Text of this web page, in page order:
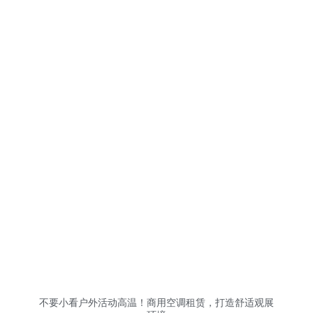
不要小看户外活动高温！商用空调租赁，打造舒适观展